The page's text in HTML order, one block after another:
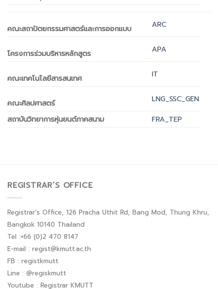
คณะสถาปัตยกรรมศาสตร์และการออกแบบ ARC
โครงการร่วมบริหารหลักสูตร APA
คณะเทคโนโลยีสารสนเทศ IT
คณะศิลปศาสตร์ LNG_SSC_GEN
สถาบันวิทยาการหุ่นยนต์ภาคสนาม
FRA_TEP
REGISTRAR’S OFFICE
Registrar's Office, 126 Pracha Uthit Rd, Bang Mod, Thung Khru,
Bangkok 10140 Thailand
Tel :+66 (0)2 470 8147
E-mail : regist@kmutt.ac.th
FB : registkmutt
Line : @regiskmutt
Youtube : Registrar KMUTT